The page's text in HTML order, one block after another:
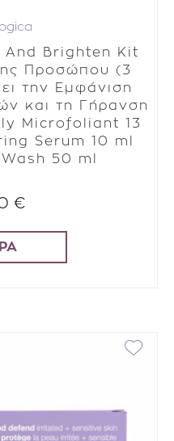
And Brighten Kit
Προσώπου (3
την Εμφάνιση
και τη Γήρανση
Microfoliant 13
Serum 10 ml
50 ml
€